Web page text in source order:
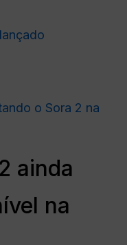
o Sora 2 na
ainda
na